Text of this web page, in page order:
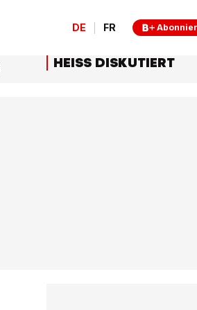
DE FR
HEISS DISKUTIERT